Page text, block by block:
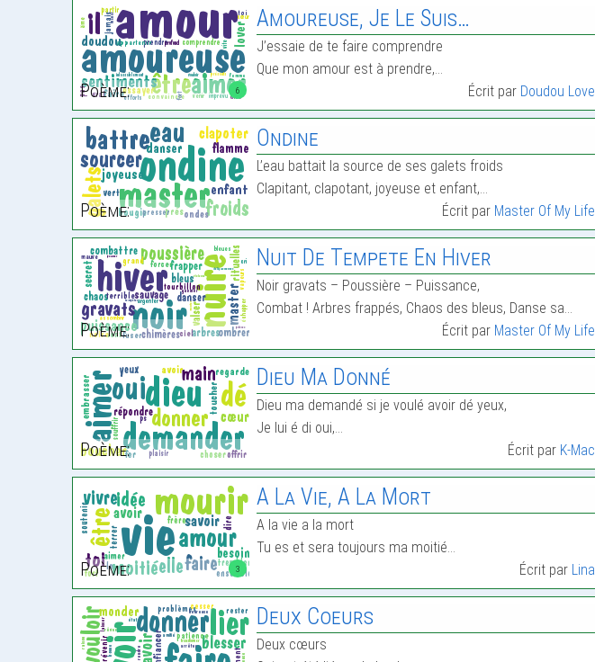
6
Poème:
Amoureuse, Je Le Suis…
J’essaie de te faire comprendre
Que mon amour est à prendre,…
Écrit par Doudou Love
Poème:
Ondine
L’eau battait la source de ses galets froids
Clapitant, clapotant, joyeuse et enfant,…
Écrit par Master Of My Life
Poème:
Nuit De Tempete En Hiver
Noir gravats – Poussière – Puissance,
Combat ! Arbres frappés, Chaos des bleus, Danse sa…
Écrit par Master Of My Life
Poème:
Dieu Ma Donné
Dieu ma demandé si je voulé avoir dé yeux,
Je lui é di oui,…
Écrit par K-Mac
3
Poème:
A La Vie, A La Mort
A la vie a la mort
Tu es et sera toujours ma moitié…
Écrit par Lina
Deux Coeurs
Deux cœurs